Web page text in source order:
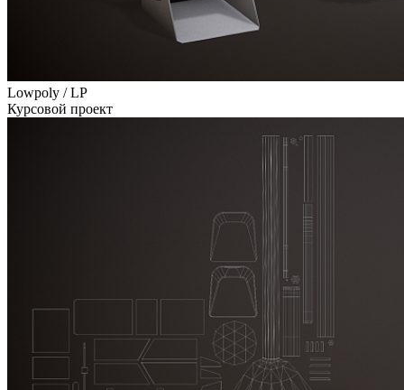
Lowpoly / LP
Курсовой проект